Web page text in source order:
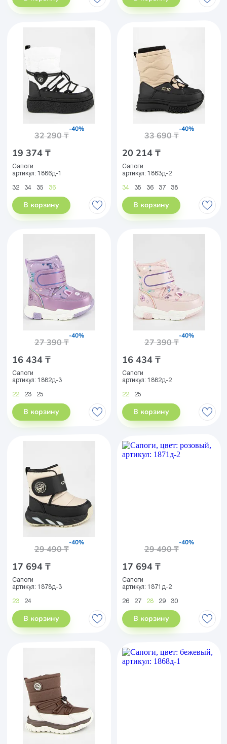
19 374 ₸
32 290 ₸
-40%
Сапоги
артикул: 1886д-1
32 34 35 36
В корзину
20 214 ₸
33 690 ₸
-40%
Сапоги
артикул: 1883д-2
34 35 36 37 38
В корзину
16 434 ₸
27 390 ₸
-40%
Сапоги
артикул: 1882д-3
22 23 25
В корзину
16 434 ₸
27 390 ₸
-40%
Сапоги
артикул: 1882д-2
22 25
В корзину
17 694 ₸
29 490 ₸
-40%
Сапоги
артикул: 1878д-3
23 24
В корзину
17 694 ₸
29 490 ₸
-40%
Сапоги
артикул: 1871д-2
26 27 28 29 30
В корзину